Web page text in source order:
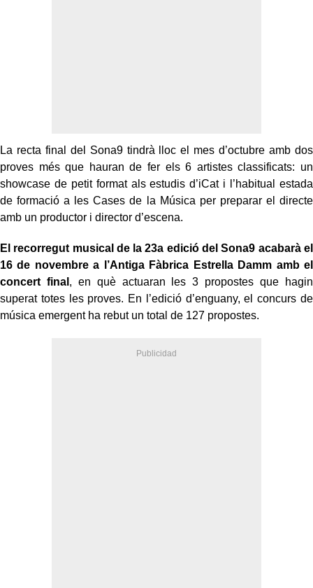
La recta final del Sona9 tindrà lloc el mes d’octubre amb dos
proves més que hauran de fer els 6 artistes classificats: un
showcase de petit format als estudis d’iCat i l’habitual estada
de formació a les Cases de la Música per preparar el directe
amb un productor i director d’escena.
El recorregut musical de la 23a edició del Sona9 acabarà el
16 de novembre a l’Antiga Fàbrica Estrella Damm amb el
concert final , en què actuaran les 3 propostes que hagin
superat totes les proves. En l’edició d’enguany, el concurs de
música emergent ha rebut un total de 127 propostes.